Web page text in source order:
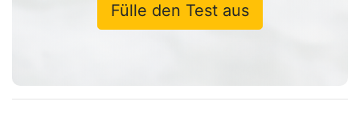
Fülle den Test aus